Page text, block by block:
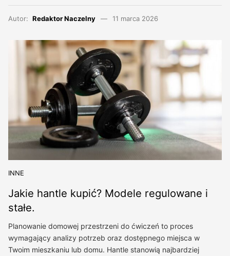
Autor: Redaktor Naczelny 11 marca 2026
INNE
Jakie hantle kupić? Modele regulowane i
stałe.
Planowanie domowej przestrzeni do ćwiczeń to proces
wymagający analizy potrzeb oraz dostępnego miejsca w
Twoim mieszkaniu lub domu. Hantle stanowią najbardziej